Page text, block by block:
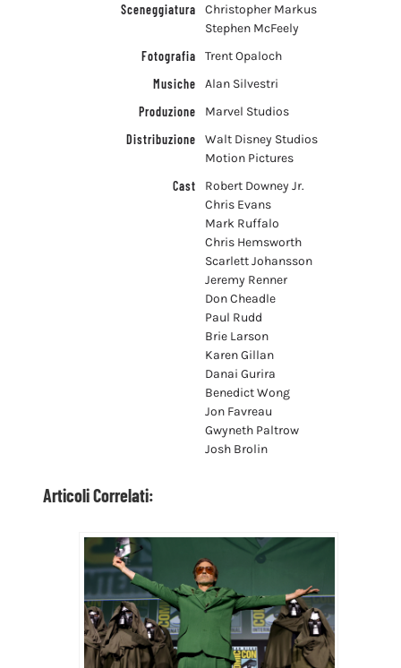
Sceneggiatura
Christopher Markus
Stephen McFeely
Fotografia
Trent Opaloch
Musiche
Alan Silvestri
Produzione
Marvel Studios
Distribuzione
Walt Disney Studios
Motion Pictures
Cast
Robert Downey Jr.
Chris Evans
Mark Ruffalo
Chris Hemsworth
Scarlett Johansson
Jeremy Renner
Don Cheadle
Paul Rudd
Brie Larson
Karen Gillan
Danai Gurira
Benedict Wong
Jon Favreau
Gwyneth Paltrow
Josh Brolin
Articoli Correlati: